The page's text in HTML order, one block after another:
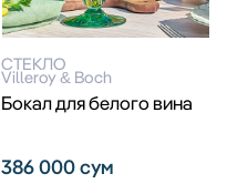
СТЕКЛО
Villeroy & Boch
Бокал для белого вина
386 000сум